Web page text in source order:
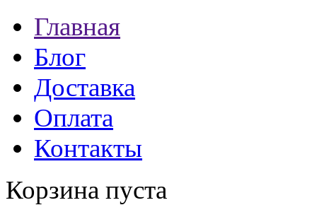
Главная
Блог
Доставка
Оплата
Контакты
Корзина пуста